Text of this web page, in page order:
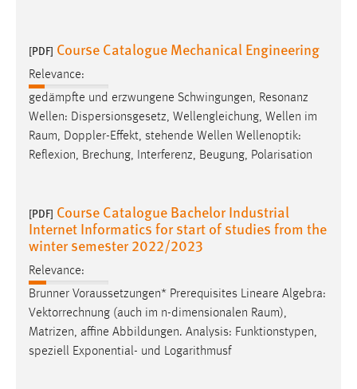
[PDF] Course Catalogue Mechanical Engineering
Relevance:
gedämpfte und erzwungene Schwingungen, Resonanz
Wellen: Dispersionsgesetz, Wellengleichung, Wellen im
Raum, Doppler-Effekt, stehende Wellen Wellenoptik:
Reflexion, Brechung, Interferenz, Beugung, Polarisation
[PDF] Course Catalogue Bachelor Industrial
Internet Informatics for start of studies from the
winter semester 2022/2023
Relevance:
Brunner Voraussetzungen* Prerequisites Lineare Algebra:
Vektorrechnung (auch im n-dimensionalen Raum),
Matrizen, affine Abbildungen. Analysis: Funktionstypen,
speziell Exponential- und Logarithmusf